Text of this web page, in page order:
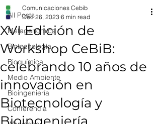
All Posts
Metagenómica
Biotecnología
Bioquímica
Medio Ambiente
Bioingeniería
Conferencia
XVI Edición de
Workshop CeBiB:
celebrando 10 años de
innovación en
Biotecnología y
Comunicaciones Cebib
Dec 26, 2023 6 min read